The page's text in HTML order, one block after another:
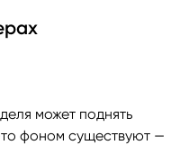
может поднять
фоном существуют —